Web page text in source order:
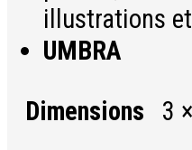
illustrations
UMBRA
Dimensions
3